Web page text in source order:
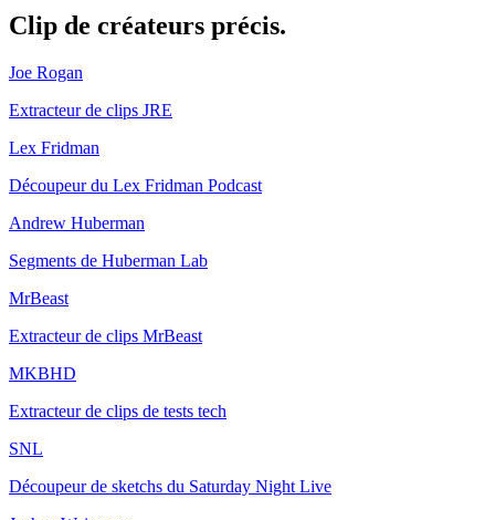
Clip de créateurs précis.
Joe Rogan
Extracteur de clips JRE
Lex Fridman
Découpeur du Lex Fridman Podcast
Andrew Huberman
Segments de Huberman Lab
MrBeast
Extracteur de clips MrBeast
MKBHD
Extracteur de clips de tests tech
SNL
Découpeur de sketchs du Saturday Night Live